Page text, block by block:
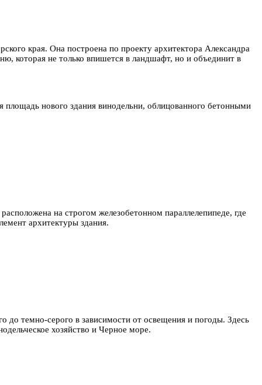
края. Она построена по проекту архитектора Александра
которая не только впишется в ландшафт, но и объединит в
нового здания винодельни, облицованного бетонными
на строгом железобетонном параллелепипеде, где
архитектуры здания.
до темно-серого в зависимости от освещения и погоды. Здесь
хозяйство и Черное море.